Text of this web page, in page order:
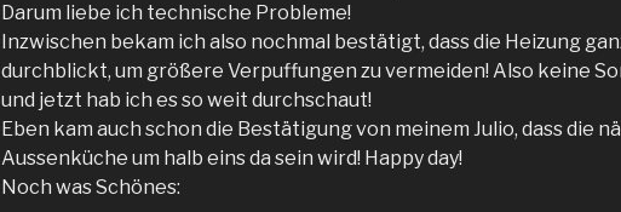
Darum liebe ich technische Probleme!
Inzwischen bekam ich also nochmal bestätigt, dass die Heizung
durchblickt, um größere Verpuffungen zu vermeiden! Also keine
und jetzt hab ich es so weit durchschaut!
Eben kam auch schon die Bestätigung von meinem Julio, dass die
Aussenküche um halb eins da sein wird! Happy day!
Noch was Schönes: